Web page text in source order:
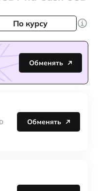
По курсу
Обменять
Обменять